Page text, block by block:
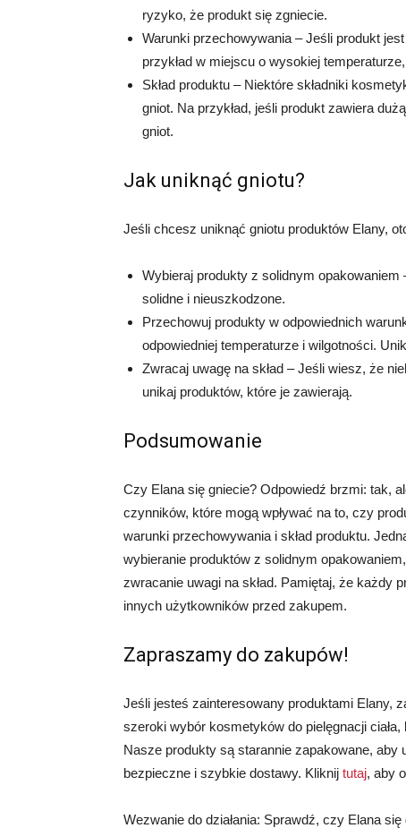
ryzyko, że produkt się zgniecie.
Warunki przechowywania – Jeśli produkt
przykład w miejscu o wysokiej
Skład produktu – Niektóre składniki
gniot. Na przykład, jeśli produkt zawiera
gniot.
Jak uniknąć gniotu?
Jeśli chcesz uniknąć gniotu produktów Elany,
Wybieraj produkty z solidnym
solidne i nieuszkodzone.
Przechowuj produkty w odpowiednich
odpowiedniej temperaturze i wilgotności.
Zwracaj uwagę na skład – Jeśli wiesz, że
unikaj produktów, które je zawierają.
Podsumowanie
Czy Elana się gniecie? Odpowiedź brzmi: tak,
czynników, które mogą wpływać na to, czy
warunki przechowywania i skład produktu.
wybieranie produktów z solidnym
zwracanie uwagi na skład. Pamiętaj, że każdy
innych użytkowników przed zakupem.
Zapraszamy do zakupów!
Jeśli jesteś zainteresowany produktami Elany,
szeroki wybór kosmetyków do pielęgnacji
Nasze produkty są starannie zapakowane,
bezpieczne i szybkie dostawy. Kliknij tutaj, aby
Wezwanie do działania: Sprawdź, czy Elana